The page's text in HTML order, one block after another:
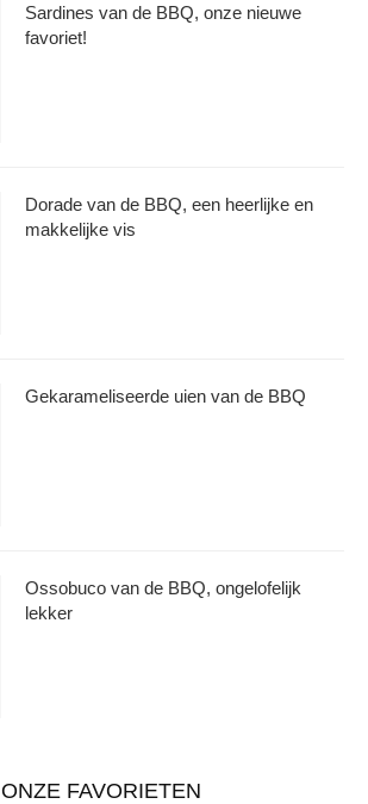
Sardines van de BBQ, onze nieuwe
favoriet!
Dorade van de BBQ, een heerlijke en
makkelijke vis
Gekarameliseerde uien van de BBQ
Ossobuco van de BBQ, ongelofelijk
lekker
ONZE FAVORIETEN